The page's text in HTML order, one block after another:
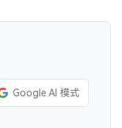
Google AI 模式